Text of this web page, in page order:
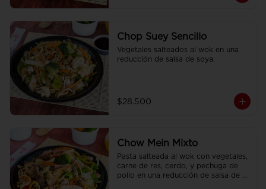
Chop Suey Sencillo
Vegetales salteados al wok en una
reducción de salsa de soya.
$28.500
Chow Mein Mixto
Pasta salteada al wok con vegetales,
carne de res, cerdo, y pechuga de
pollo en una reducción de salsa de